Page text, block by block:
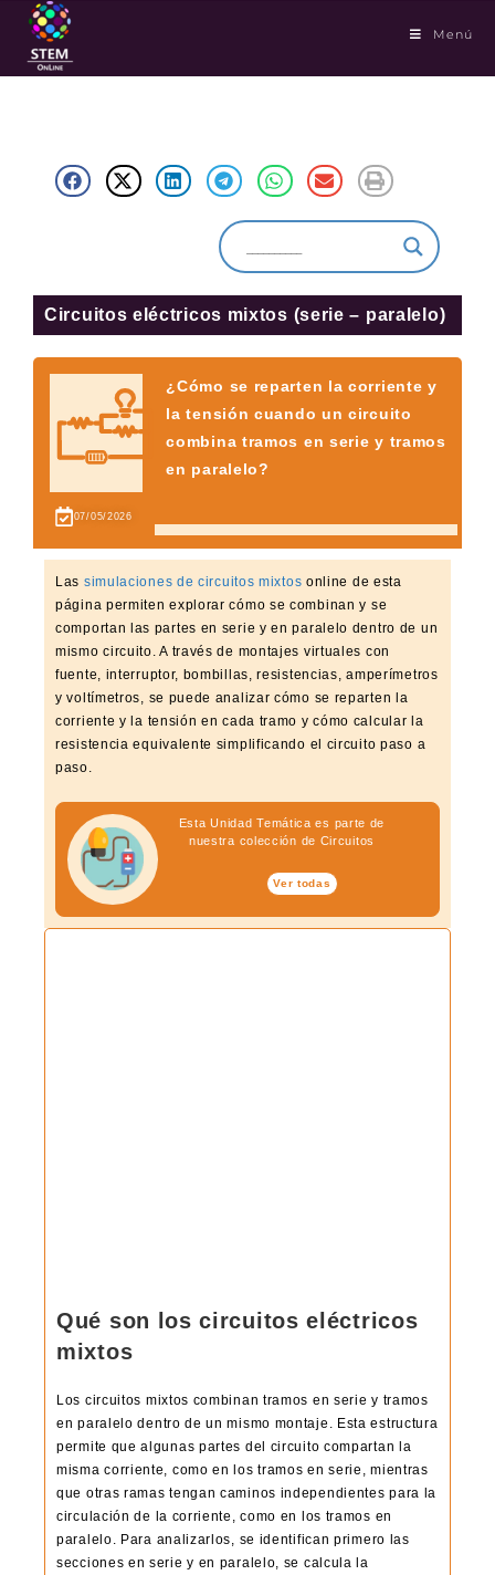
Menú
Circuitos eléctricos mixtos (serie – paralelo)
07/05/2026
¿Cómo se reparten la corriente y
la tensión cuando un circuito
combina tramos en serie y tramos
en paralelo?
Las simulaciones de circuitos mixtos online de esta
página permiten explorar cómo se combinan y se
comportan las partes en serie y en paralelo dentro de un
mismo circuito. A través de montajes virtuales con
fuente, interruptor, bombillas, resistencias, amperímetros
y voltímetros, se puede analizar cómo se reparten la
corriente y la tensión en cada tramo y cómo calcular la
resistencia equivalente simplificando el circuito paso a
paso.
Esta Unidad Temática es parte de
nuestra colección de Circuitos
Ver todas
Qué son los circuitos eléctricos
mixtos
Los circuitos mixtos combinan tramos en serie y tramos
en paralelo dentro de un mismo montaje. Esta estructura
permite que algunas partes del circuito compartan la
misma corriente, como en los tramos en serie, mientras
que otras ramas tengan caminos independientes para la
circulación de la corriente, como en los tramos en
paralelo. Para analizarlos, se identifican primero las
secciones en serie y en paralelo, se calcula la